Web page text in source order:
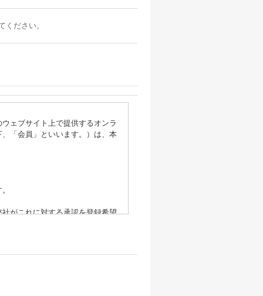
ください。
ェブサイト上で提供するオンラ
「会員」といいます。）は、本
がこれに対する承認を登録希望
ます。利用登録の申請を承認し
員に通知することなく抹消する